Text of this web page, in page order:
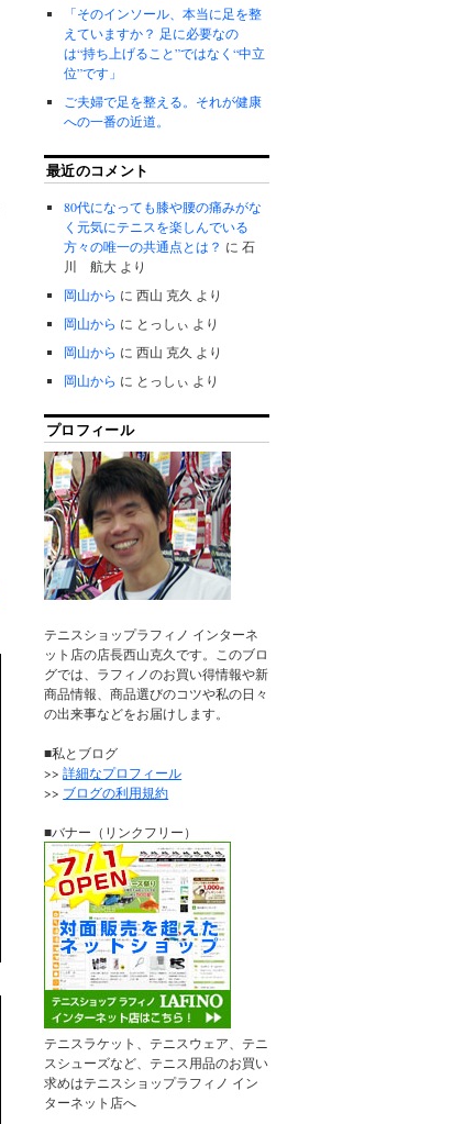
「そのインソール、本当に足を整
えていますか？ 足に必要なの
は“持ち上げること”ではなく“中立
位”です」
ご夫婦で足を整える。それが健康
への一番の近道。
最近のコメント
80代になっても膝や腰の痛みがな
く元気にテニスを楽しんでいる
方々の唯一の共通点とは？ に石
川 航大 より
岡山から に西山 克久 より
岡山から に とっしぃ より
岡山から に西山 克久 より
岡山から に とっしぃ より
プロフィール
テニスショップラフィノ インターネ
ット店の店長西山克久です。このブロ
グでは、ラフィノのお買い得情報や新
商品情報、商品選びのコツや私の日々
の出来事などをお届けします。
■私とブログ
>>詳細なプロフィール
>> ブログの利用規約
■バナー（リンクフリー）
テニスラケット、テニスウェア、テニ
スシューズなど、テニス用品のお買い
求めはテニスショップラフィノ イン
ターネット店へ